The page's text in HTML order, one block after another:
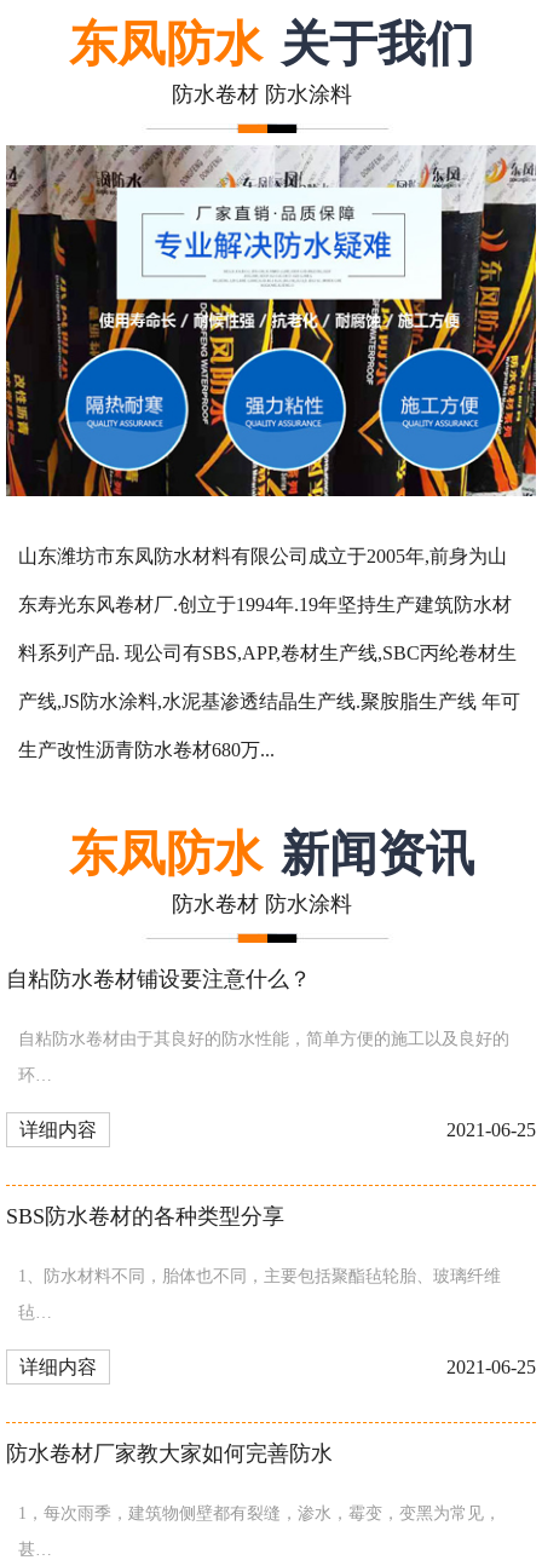
东凤防水 关于我们
防水卷材 防水涂料
山东潍坊市东凤防水材料有限公司成立于2005年,前身为山
东寿光东风卷材厂.创立于1994年.19年坚持生产建筑防水材
料系列产品. 现公司有SBS,APP,卷材生产线,SBC丙纶卷材生
产线,JS防水涂料,水泥基渗透结晶生产线.聚胺脂生产线 年可
生产改性沥青防水卷材680万...
东凤防水 新闻资讯
防水卷材 防水涂料
自粘防水卷材铺设要注意什么？
自粘防水卷材由于其良好的防水性能，简单方便的施工以及良好的
环…
2021-06-25
详细内容
SBS防水卷材的各种类型分享
1、防水材料不同，胎体也不同，主要包括聚酯毡轮胎、玻璃纤维
毡…
2021-06-25
详细内容
防水卷材厂家教大家如何完善防水
1，每次雨季，建筑物侧壁都有裂缝，渗水，霉变，变黑为常见，
甚…